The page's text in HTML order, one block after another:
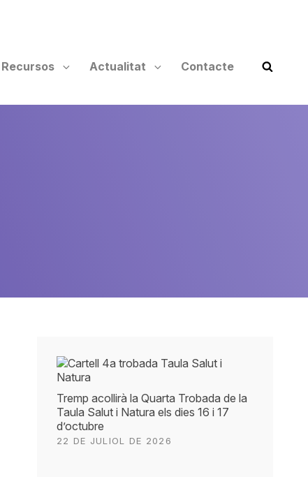
Recursos Actualitat Contacte
Tremp acollirà la Quarta Trobada de la
Taula Salut i Natura els dies 16 i 17
d’octubre
22 DE JULIOL DE 2026